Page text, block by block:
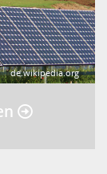
de.wikipedia.org